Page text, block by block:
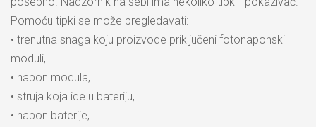
Pomoću tipki se može pregledavati:
• trenutna snaga koju proizvode priključeni fotonaponski
moduli,
• napon modula,
• struja koja ide u bateriju,
• napon baterije,